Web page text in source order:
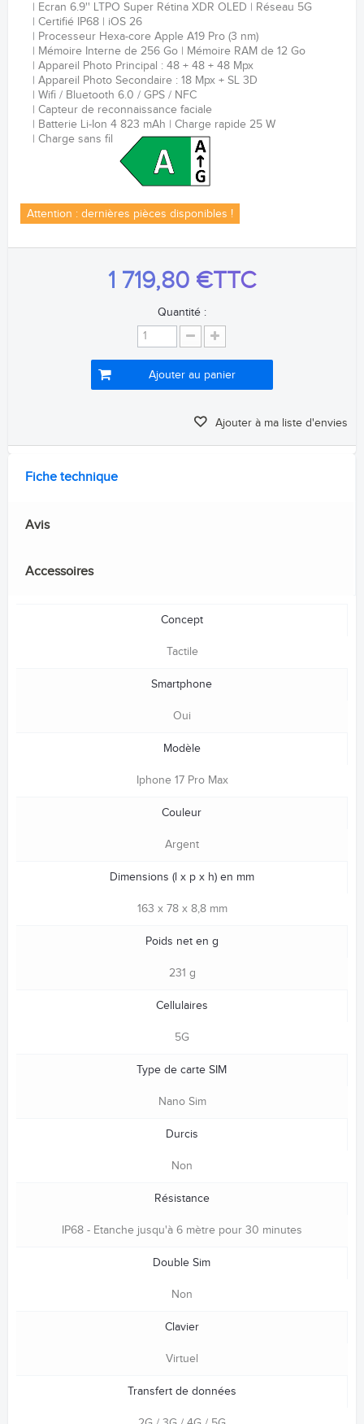
Ecran 6.9'' LTPO Super Rétina XDR OLED
Réseau 5G
Certifié IP68
iOS 26
Processeur Hexa-core Apple A19 Pro (3 nm)
Mémoire Interne de 256 Go
Mémoire RAM de 12 Go
Appareil Photo Principal : 48 + 48 + 48 Mpx
Appareil Photo Secondaire : 18 Mpx + SL 3D
Wifi / Bluetooth 6.0 / GPS / NFC
Capteur de reconnaissance faciale
Batterie Li-Ion 4 823 mAh
Charge rapide 25 W
Charge sans fil
Attention : dernières pièces disponibles !
1 719,80 €TTC
Quantité :
Ajouter au panier
Ajouter à ma liste d'envies
Fiche technique
Avis
Accessoires
Concept
Tactile
Smartphone
Oui
Modèle
Iphone 17 Pro Max
Couleur
Argent
Dimensions (l x p x h) en mm
163 x 78 x 8,8 mm
Poids net en g
231 g
Cellulaires
5G
Type de carte SIM
Nano Sim
Durcis
Non
Résistance
IP68 - Etanche jusqu'à 6 mètre pour 30 minutes
Double Sim
Non
Clavier
Virtuel
Transfert de données